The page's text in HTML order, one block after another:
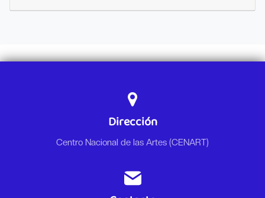
Dirección
Centro Nacional de las Artes (CENART)